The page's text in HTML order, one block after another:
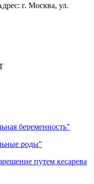
г. Москва, ул.
беременность"
роды"
путем кесарева